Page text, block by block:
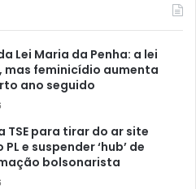
Lei Maria da Penha: a lei
mas feminicídio aumenta
ano seguido
TSE para tirar do ar site
e suspender ‘hub’ de
bolsonarista